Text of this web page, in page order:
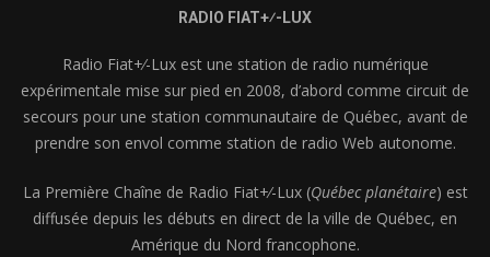
RADIO FIAT+⁄-LUX
Radio Fiat+⁄-Lux est une station de radio numérique
expérimentale mise sur pied en 2008, d’abord comme circuit de
secours pour une station communautaire de Québec, avant de
prendre son envol comme station de radio Web autonome.
La Première Chaîne de Radio Fiat+⁄-Lux (Québec planétaire) est
diffusée depuis les débuts en direct de la ville de Québec, en
Amérique du Nord francophone.